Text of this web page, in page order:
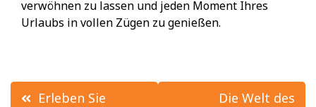
verwöhnen zu lassen und jeden Moment Ihres
Urlaubs in vollen Zügen zu genießen.
Beitrags-
Erleben Sie Die Welt des